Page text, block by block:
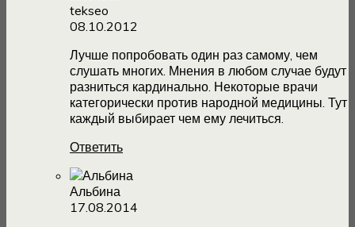
tekseo
08.10.2012
Лучше попробовать один раз самому, чем
слушать многих. Мнения в любом случае будут
разниться кардинально. Некоторые врачи
категорически против народной медицины. Тут
каждый выбирает чем ему лечиться.
Ответить
Альбина
17.08.2014